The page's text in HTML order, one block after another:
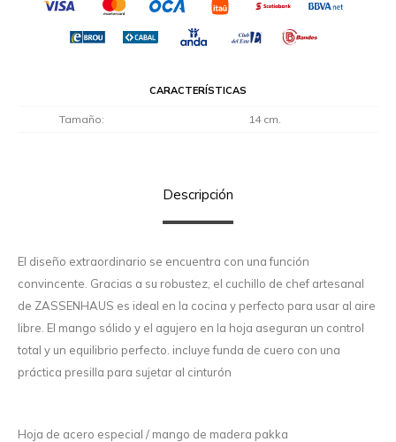
CARACTERÍSTICAS
Tamaño 14 cm.
Descripción
El diseño extraordinario se encuentra con una función
convincente. Gracias a su robustez, el cuchillo de chef artesanal
de ZASSENHAUS es ideal en la cocina y perfecto para usar al aire
libre. El mango sólido y el agujero en la hoja aseguran un control
total y un equilibrio perfecto. incluye funda de cuero con una
práctica presilla para sujetar al cinturón
Hoja de acero especial / mango de madera pakka